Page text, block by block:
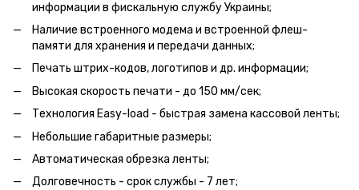
информации в фискальную службу Украины;
Наличие встроенного модема и встроенной флеш-
памяти для хранения и передачи данных;
Печать штрих-кодов, логотипов и др. информации;
Высокая скорость печати - до 150 мм/сек;
Технология Easy-load - быстрая замена кассовой ленты;
Небольшие габаритные размеры;
Автоматическая обрезка ленты;
Долговечность - срок службы - 7 лет;